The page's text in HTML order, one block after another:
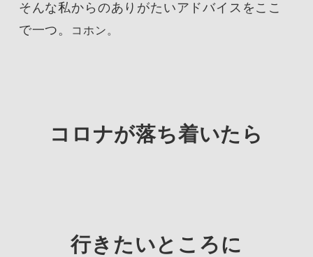
そんな私からのありがたいアドバイスをここ
で一つ。
コホン。
コロナが落ち着いたら
行きたいところに